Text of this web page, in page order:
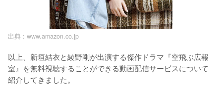
出典 : www.amazon.co.jp
以上、新垣結衣と綾野剛が出演する傑作ドラマ『空飛ぶ広報
室』を無料視聴することができる動画配信サービスについて
紹介してきました。